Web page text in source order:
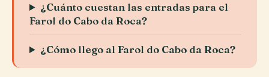
¿Cuánto cuestan las entradas para el
Farol do Cabo da Roca?
¿Cómo llego al Farol do Cabo da Roca?